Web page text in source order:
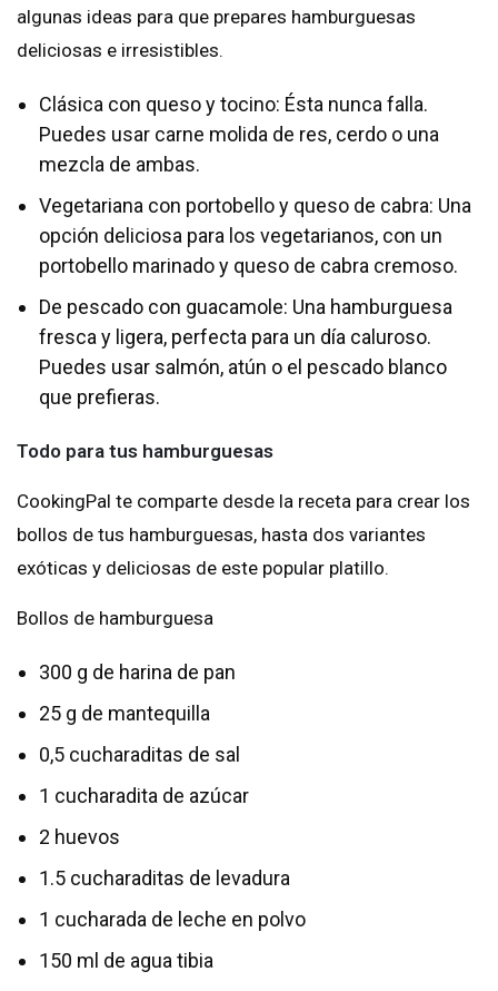
algunas ideas para que prepares hamburguesas
deliciosas e irresistibles.
Clásica con queso y tocino: Ésta nunca falla.
Puedes usar carne molida de res, cerdo o una
mezcla de ambas.
Vegetariana con portobello y queso de cabra: Una
opción deliciosa para los vegetarianos, con un
portobello marinado y queso de cabra cremoso.
De pescado con guacamole: Una hamburguesa
fresca y ligera, perfecta para un día caluroso.
Puedes usar salmón, atún o el pescado blanco
que prefieras.
Todo para tus hamburguesas
CookingPal te comparte desde la receta para crear los
bollos de tus hamburguesas, hasta dos variantes
exóticas y deliciosas de este popular platillo.
Bollos de hamburguesa
300 g de harina de pan
25 g de mantequilla
0,5 cucharaditas de sal
1 cucharadita de azúcar
2 huevos
1.5 cucharaditas de levadura
1 cucharada de leche en polvo
150 ml de agua tibia